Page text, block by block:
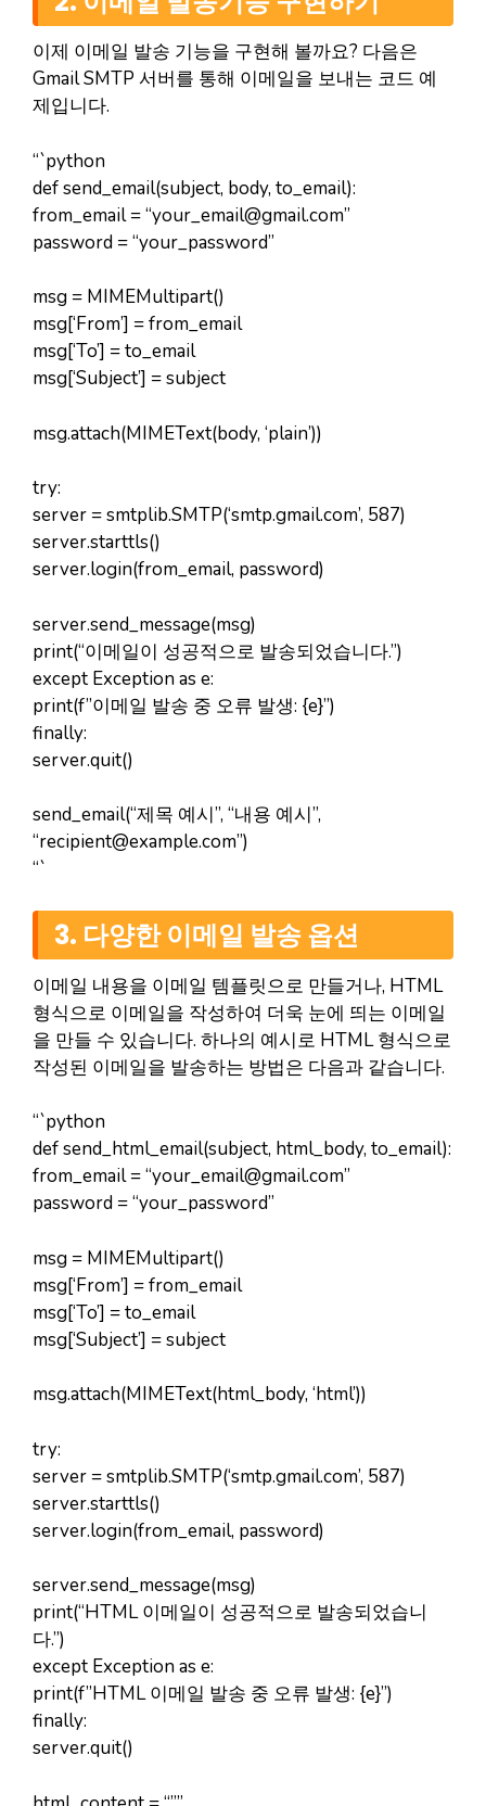
이제 이메일 발송 기능을 구현해 볼까요? 다음은
Gmail SMTP 서버를 통해 이메일을 보내는 코드 예
제입니다.
“`python
def send_email(subject, body, to_email):
from_email = “your_email@gmail.com”
password = “your_password”
msg = MIMEMultipart()
msg[‘From’] = from_email
msg[‘To’] = to_email
msg[‘Subject’] = subject
msg.attach(MIMEText(body, ‘plain’))
try:
server = smtplib.SMTP(‘smtp.gmail.com’, 587)
server.starttls()
server.login(from_email, password)
server.send_message(msg)
print(“이메일이 성공적으로 발송되었습니다.”)
except Exception as e:
print(f”이메일 발송 중 오류 발생: {e}”)
finally:
server.quit()
send_email(“제목 예시”, “내용 예시”,
“recipient@example.com”)
“`
3. 다양한 이메일 발송 옵션
이메일 내용을 이메일 템플릿으로 만들거나, HTML
형식으로 이메일을 작성하여 더욱 눈에 띄는 이메일
을 만들 수 있습니다. 하나의 예시로 HTML 형식으로
작성된 이메일을 발송하는 방법은 다음과 같습니다.
“`python
def send_html_email(subject, html_body, to_email):
from_email = “your_email@gmail.com”
password = “your_password”
msg = MIMEMultipart()
msg[‘From’] = from_email
msg[‘To’] = to_email
msg[‘Subject’] = subject
msg.attach(MIMEText(html_body, ‘html’))
try:
server = smtplib.SMTP(‘smtp.gmail.com’, 587)
server.starttls()
server.login(from_email, password)
server.send_message(msg)
print(“HTML 이메일이 성공적으로 발송되었습니
다.”)
except Exception as e:
print(f”HTML 이메일 발송 중 오류 발생: {e}”)
finally:
server.quit()